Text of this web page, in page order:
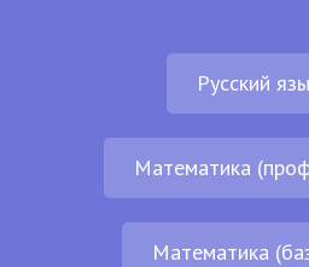
Русский
Математика
Математика